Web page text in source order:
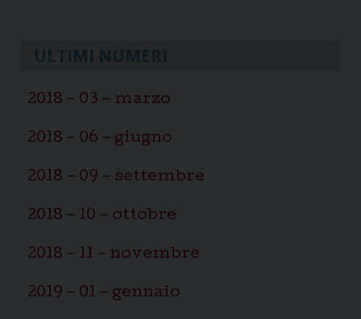
2018 – 03 – marzo
2018 – 06 – giugno
2018 – 09 – settembre
2018 – 10 – ottobre
2018 – 11 – novembre
2019 – 01 – gennaio